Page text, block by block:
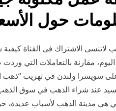
حول
لاتنسى الاشتراك فى القناة
مقارنة بالتعاملات التي
الإمارات على سويسرا ولندن في تهريب
عند شراء الذهب في سوق
مدينة الذهب لأسباب عديدة،